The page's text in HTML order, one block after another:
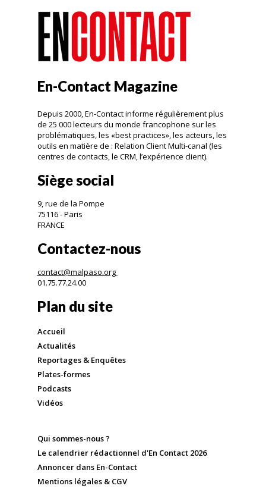
En-Contact Magazine
Depuis 2000, En-Contact informe régulièrement plus
de 25 000 lecteurs du monde francophone sur les
problématiques, les «best practices», les acteurs, les
outils en matière de : Relation Client Multi-canal (les
centres de contacts, le CRM, l’expérience client).
Siège social
9, rue de la Pompe
75116 - Paris
FRANCE
Contactez-nous
contact@malpaso.org
01.75.77.24.00
Plan du site
Accueil
Actualités
Reportages & Enquêtes
Plates-formes
Podcasts
Vidéos
Qui sommes-nous ?
Le calendrier rédactionnel d'En Contact 2026
Annoncer dans En-Contact
Mentions légales & CGV